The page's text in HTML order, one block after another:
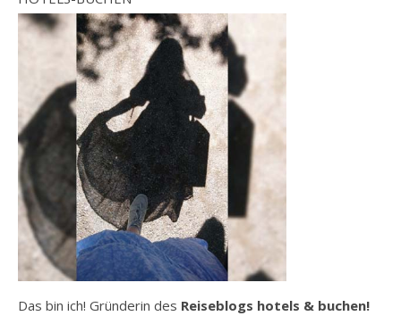
Das bin ich! Gründerin des Reiseblogs hotels & buchen!